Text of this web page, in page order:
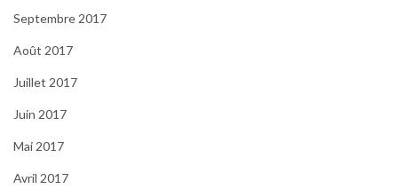
Septembre 2017
Août 2017
Juillet 2017
Juin 2017
Mai 2017
Avril 2017